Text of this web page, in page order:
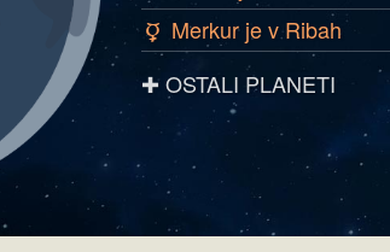
c Merkur je v Ribah
✚ OSTALI PLANETI